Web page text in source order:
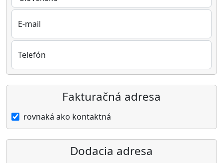
E-mail
Telefón
Fakturačná adresa
rovnaká ako kontaktná
Dodacia adresa